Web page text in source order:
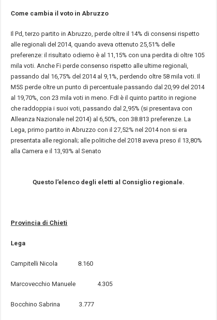
Come cambia il voto in Abruzzo
Il Pd, terzo partito in Abruzzo, perde oltre il 14% di consensi rispetto
alle regionali del 2014, quando aveva ottenuto 25,51% delle
preferenze: il risultato odierno è al 11,15% con una perdita di oltre 105
mila voti. Anche Fi perde consenso rispetto alle ultime regionali,
passando dal 16,75% del 2014 al 9,1%, perdendo oltre 58 mila voti. Il
M5S perde oltre un punto di percentuale passando dal 20,99 del 2014
al 19,70%, con 23 mila voti in meno. FdI è il quinto partito in regione
che raddoppia i suoi voti, passando dal 2,95% (si presentava con
Alleanza Nazionale nel 2014) al 6,50%, con 38.813 preferenze. La
Lega, primo partito in Abruzzo con il 27,52% nel 2014 non si era
presentata alle regionali; alle politiche del 2018 aveva preso il 13,80%
alla Camera e il 13,93% al Senato
Questo l’elenco degli eletti al Consiglio regionale.
Provincia di Chieti
Lega
Campitelli Nicola 8.160
Marcovecchio Manuele 4.305
Bocchino Sabrina 3.777